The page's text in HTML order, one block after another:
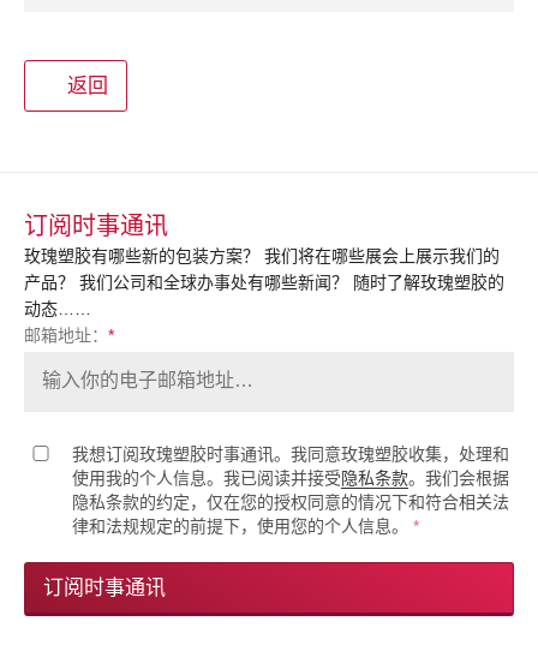
返回
订阅时事通讯
玫瑰塑胶有哪些新的包装方案？ 我们将在哪些展会上展示我们的
产品？ 我们公司和全球办事处有哪些新闻？ 随时了解玫瑰塑胶的
动态……
邮箱地址： *
我想订阅玫瑰塑胶时事通讯。我同意玫瑰塑胶收集，处理和
使用我的个人信息。我已阅读并接受隐私条款。我们会根据
隐私条款的约定，仅在您的授权同意的情况下和符合相关法
律和法规规定的前提下，使用您的个人信息。 *
订阅时事通讯